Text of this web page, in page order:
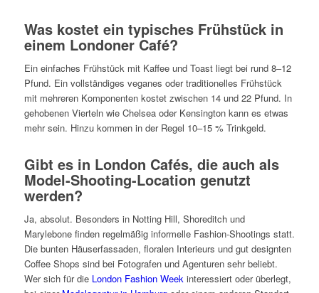
Was kostet ein typisches Frühstück in
einem Londoner Café?
Ein einfaches Frühstück mit Kaffee und Toast liegt bei rund 8–12
Pfund. Ein vollständiges veganes oder traditionelles Frühstück
mit mehreren Komponenten kostet zwischen 14 und 22 Pfund. In
gehobenen Vierteln wie Chelsea oder Kensington kann es etwas
mehr sein. Hinzu kommen in der Regel 10–15 % Trinkgeld.
Gibt es in London Cafés, die auch als
Model-Shooting-Location genutzt
werden?
Ja, absolut. Besonders in Notting Hill, Shoreditch und
Marylebone finden regelmäßig informelle Fashion-Shootings statt.
Die bunten Häuserfassaden, floralen Interieurs und gut designten
Coffee Shops sind bei Fotografen und Agenturen sehr beliebt.
Wer sich für die London Fashion Week interessiert oder überlegt,